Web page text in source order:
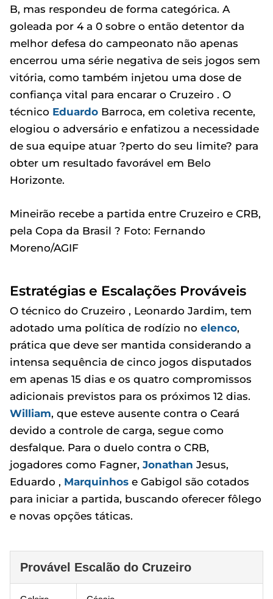
B, mas respondeu de forma categórica. A
goleada por 4 a 0 sobre o então detentor da
melhor defesa do campeonato não apenas
encerrou uma série negativa de seis jogos sem
vitória, como também injetou uma dose de
confiança vital para encarar o Cruzeiro . O
técnico Eduardo Barroca, em coletiva recente,
elogiou o adversário e enfatizou a necessidade
de sua equipe atuar ?perto do seu limite? para
obter um resultado favorável em Belo
Horizonte.
Mineirão recebe a partida entre Cruzeiro e CRB,
pela Copa da Brasil ? Foto: Fernando
Moreno/AGIF
Estratégias e Escalações Prováveis
O técnico do Cruzeiro , Leonardo Jardim, tem
adotado uma política de rodízio no elenco,
prática que deve ser mantida considerando a
intensa sequência de cinco jogos disputados
em apenas 15 dias e os quatro compromissos
adicionais previstos para os próximos 12 dias.
William, que esteve ausente contra o Ceará
devido a controle de carga, segue como
desfalque. Para o duelo contra o CRB,
jogadores como Fagner, Jonathan Jesus,
Eduardo , Marquinhos e Gabigol são cotados
para iniciar a partida, buscando oferecer fôlego
e novas opções táticas.
Provável Escalão do Cruzeiro